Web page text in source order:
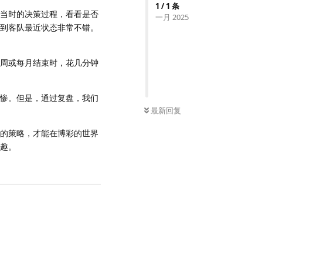
1 /1 条
一月 2025
最新回复
时的决策过程，看看是否
队最近状态非常不错。
或每月结束时，花几分钟
。但是，通过复盘，我们
策略，才能在博彩的世界
。